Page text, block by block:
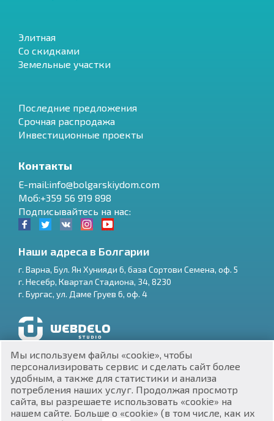
$
₽
₴
zł BG
Элитная
Со скидками
Земельные участки
Последние предложения
Срочная распродажа
Инвестиционные проекты
Контакты
E-mail:info@bolgarskiydom.com
Моб:+359 56 919 898
Подписывайтесь на нас:
Наши адреса в Болгарии
г. Варна, Бул. Ян Хунияди 6, база Сортови Семена, оф. 5
г. Несебр, Квартал Стадиона, 34, 8230
г. Бургас, ул. Даме Груев 6, оф. 4
Разработка и SEO продвижение сайтов
Мы используем файлы «cookie», чтобы
персонализировать сервис и сделать сайт более
удобным, а также для статистики и анализа
потребления наших услуг. Продолжая просмотр
сайта, вы разрешаете использовать «cookie» на
нашем сайте. Больше о «cookie» (в том числе, как их